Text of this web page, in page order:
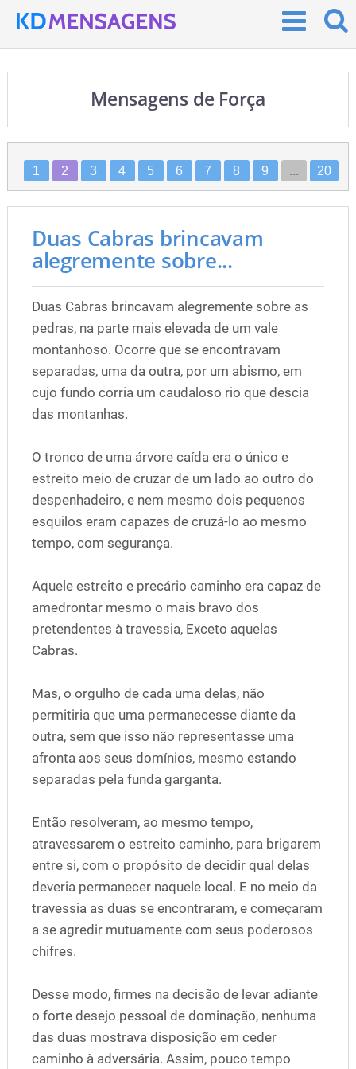
Mensagens de Força
1 2 3 4 5 6 7 8 9 ... 20
Duas Cabras brincavam
alegremente sobre...
Duas Cabras brincavam alegremente sobre as
pedras, na parte mais elevada de um vale
montanhoso. Ocorre que se encontravam
separadas, uma da outra, por um abismo, em
cujo fundo corria um caudaloso rio que descia
das montanhas.
O tronco de uma árvore caída era o único e
estreito meio de cruzar de um lado ao outro do
despenhadeiro, e nem mesmo dois pequenos
esquilos eram capazes de cruzá-lo ao mesmo
tempo, com segurança.
Aquele estreito e precário caminho era capaz de
amedrontar mesmo o mais bravo dos
pretendentes à travessia, Exceto aquelas
Cabras.
Mas, o orgulho de cada uma delas, não
permitiria que uma permanecesse diante da
outra, sem que isso não representasse uma
afronta aos seus domínios, mesmo estando
separadas pela funda garganta.
Então resolveram, ao mesmo tempo,
atravessarem o estreito caminho, para brigarem
entre si, com o propósito de decidir qual delas
deveria permanecer naquele local. E no meio da
travessia as duas se encontraram, e começaram
a se agredir mutuamente com seus poderosos
chifres.
Desse modo, firmes na decisão de levar adiante
o forte desejo pessoal de dominação, nenhuma
das duas mostrava disposição em ceder
caminho à adversária. Assim, pouco tempo